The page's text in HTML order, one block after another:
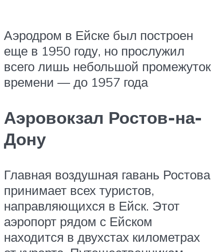
Аэродром в Ейске был построен
еще в 1950 году, но прослужил
всего лишь небольшой промежуток
времени — до 1957 года
Аэровокзал Ростов-на-
Дону
Главная воздушная гавань Ростова
принимает всех туристов,
направляющихся в Ейск. Этот
аэропорт рядом с Ейском
находится в двухстах километрах